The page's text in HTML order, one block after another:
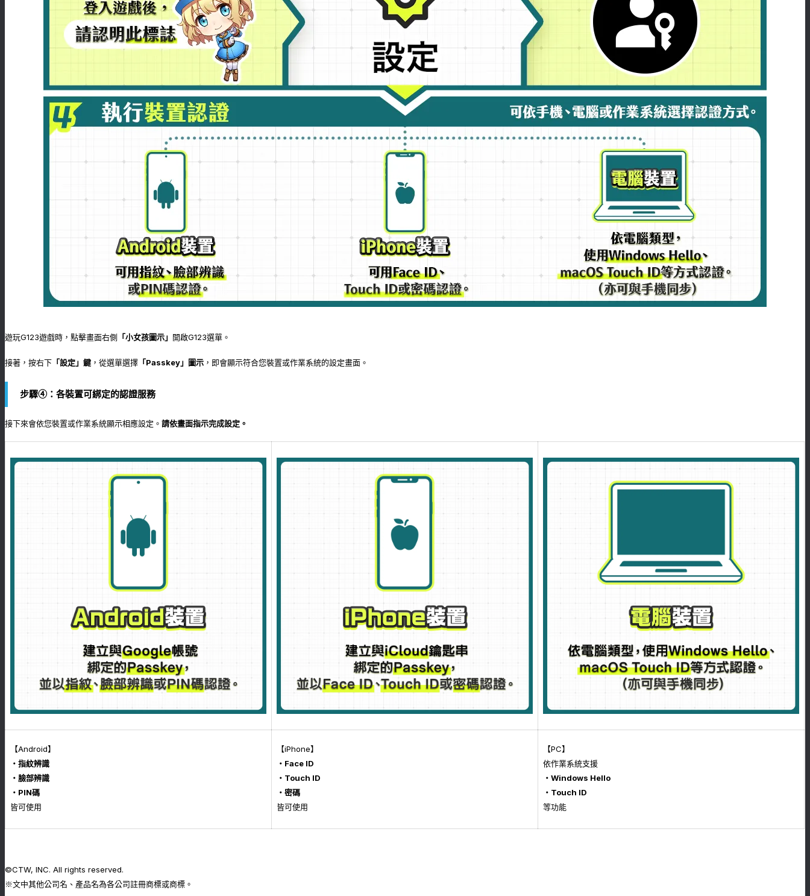
遊玩G123遊戲時，點擊畫面右側 「小女孩圖示」 開啟G123選單。
接著，按右下 「設定」鍵 ，從選單選擇 「Passkey」圖示 ，即會顯示符合您裝置或作業系統的設定畫面。
步驟④：各裝置可綁定的認證服務
接下來會依您裝置或作業系統顯示相應設定。 請依畫面指示完成設定。
【Android】
・指紋辨識
・臉部辨識
・PIN碼
皆可使用
【iPhone】
・Face ID
・Touch ID
・密碼
皆可使用
【PC】
依作業系統支援
・Windows Hello
・Touch ID
等功能
©CTW, INC. All rights reserved.
※文中其他公司名、產品名為各公司註冊商標或商標。